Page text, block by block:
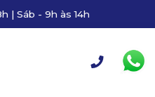
| Sáb - 9h às 14h